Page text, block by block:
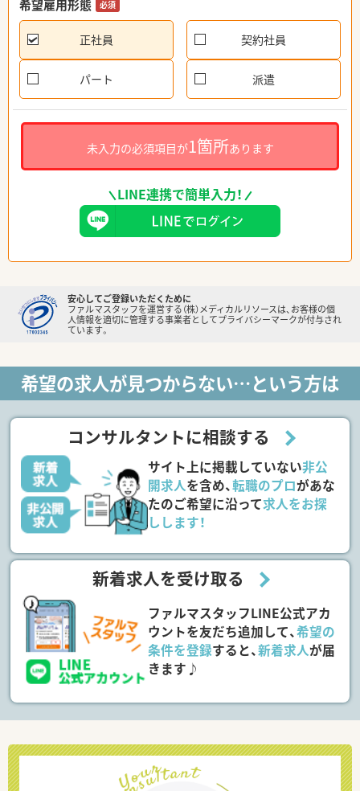
希望雇用形態 必須
正社員 契約社員
パート 派遣
未入力の必須項目が1箇所あります
LINE連携で簡単入力！
安心してご登録いただくために
ファルマスタッフを運営する（株）メディカルリソースは、お客様の個
人情報を適切に管理する事業者としてプライバシーマークが付与され
ています。
希望の求人が見つからない…という方は
コンサルタントに相談する
サイト上に掲載していない非公
開求人を含め、転職のプロがあな
たのご希望に沿って求人をお探
しします！
新着求人を受け取る
ファルマスタッフLINE公式アカ
ウントを友だち追加して、希望の
条件を登録すると、新着求人が届
きます♪